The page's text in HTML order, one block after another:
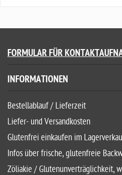
FORMULAR FÜR
INFORMATIONEN
Bestellablauf / Lieferzeit
Liefer- und Versandkosten
Glutenfrei einkaufen im
Infos über frische, glutenfreie
Zöliakie / Glutenunverträglichkeit,